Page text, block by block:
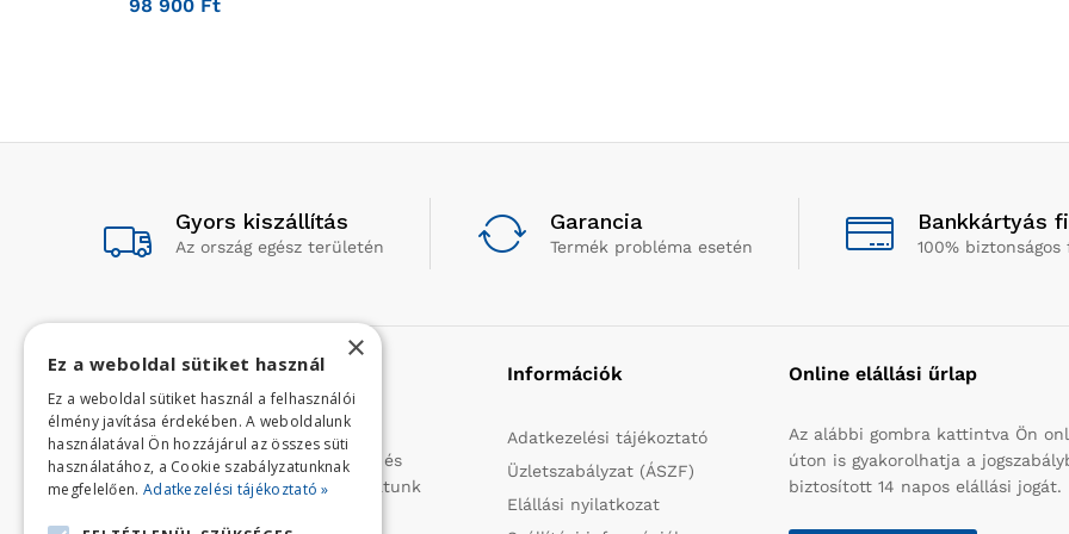
98 900 Ft
Gyors kiszállítás
Az ország egész területén
Garancia
Termék probléma esetén
Bankkártyás
100% biztonságos
Rólunk
Profilunk a mezőgazdasági, kerti
kisgépek és egyéb iparcikkek kis- és
nagykereskedelme. 1991 óta folytatunk
Információk
Adatkezelési tájékoztató
Üzletszabályzat (ÁSZF)
Elállási nyilatkozat
Online elállási űrlap
Az alábbi gombra kattintva Ön
úton is gyakorolhatja a
biztosított 14 napos elállási jogát.
×
Ez a weboldal sütiket használ
Ez a weboldal sütiket használ a felhasználói
élmény javítása érdekében. A weboldalunk
használatával Ön hozzájárul az összes süti
használatához, a Cookie szabályzatunknak
megfelelően. Adatkezelési tájékoztató »